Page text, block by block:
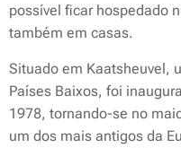
possível ficar hospedado
também em casas.
Situado em Kaatsheuvel,
Países Baixos, foi
1978, tornando-se no
um dos mais antigos da